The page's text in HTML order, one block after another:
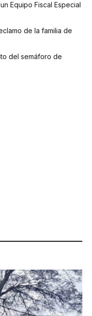
Equipo Fiscal Especial
de la familia de
del semáforo de